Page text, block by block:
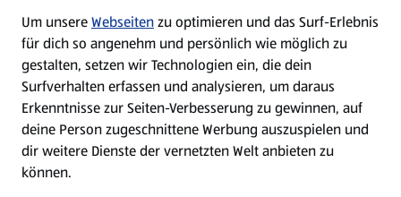
WhatsApp
Über ALDI SÜD
Filialen
Um unsereWebseitenzu optimieren und das Surf-Erlebnis
für dich so angenehm und persönlich wie möglich zu
gestalten, setzen wir Technologien ein, die dein
Surfverhalten erfassen und analysieren, um daraus
Erkenntnisse zur Seiten-Verbesserung zu gewinnen, auf
deine Person zugeschnittene Werbung auszuspielen und
dir weitere Dienste der vernetzten Welt anbieten zu
können.